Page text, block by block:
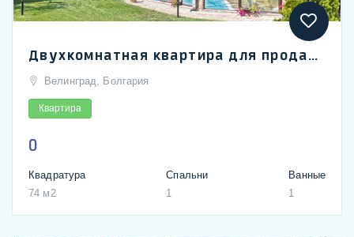
Двухкомнатная квартира для продажи в спа комплексе Святой Спас в термальном курорте Велинград
Велинград, Болгария
Квартира
0
Квадратура
74 м2
Спальни
1
Ванные
1